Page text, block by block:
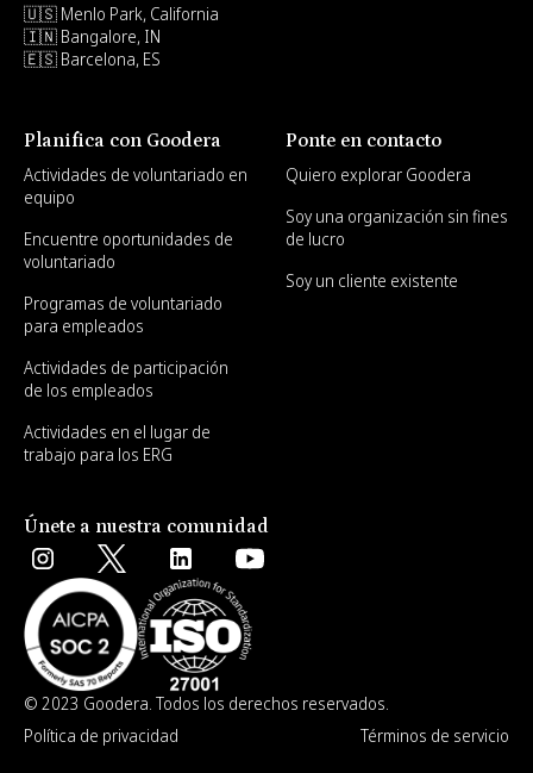
🇺🇸 Menlo Park, California
🇮🇳 Bangalore, IN
🇪🇸 Barcelona, ES
Planifica con Goodera
Actividades de voluntariado en
equipo
Encuentre oportunidades de
voluntariado
Programas de voluntariado
para empleados
Actividades de participación
de los empleados
Actividades en el lugar de
trabajo para los ERG
Ponte en contacto
Quiero explorar Goodera
Soy una organización sin fines
de lucro
Soy un cliente existente
Únete a nuestra comunidad
© 2023 Goodera. Todos los derechos reservados.
Política de privacidad
Términos de servicio